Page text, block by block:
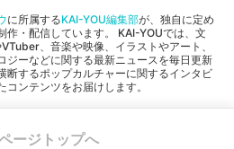
に所属するKAI-YOU編集部が、独自に定め
作・配信しています。 KAI-YOUでは、文
、音楽や映像、イラストやアート、
ジーなどに関する最新ニュースを毎日更新
断するポップカルチャーに関するインタビ
ンテンツをお届けします。
ージトップへ